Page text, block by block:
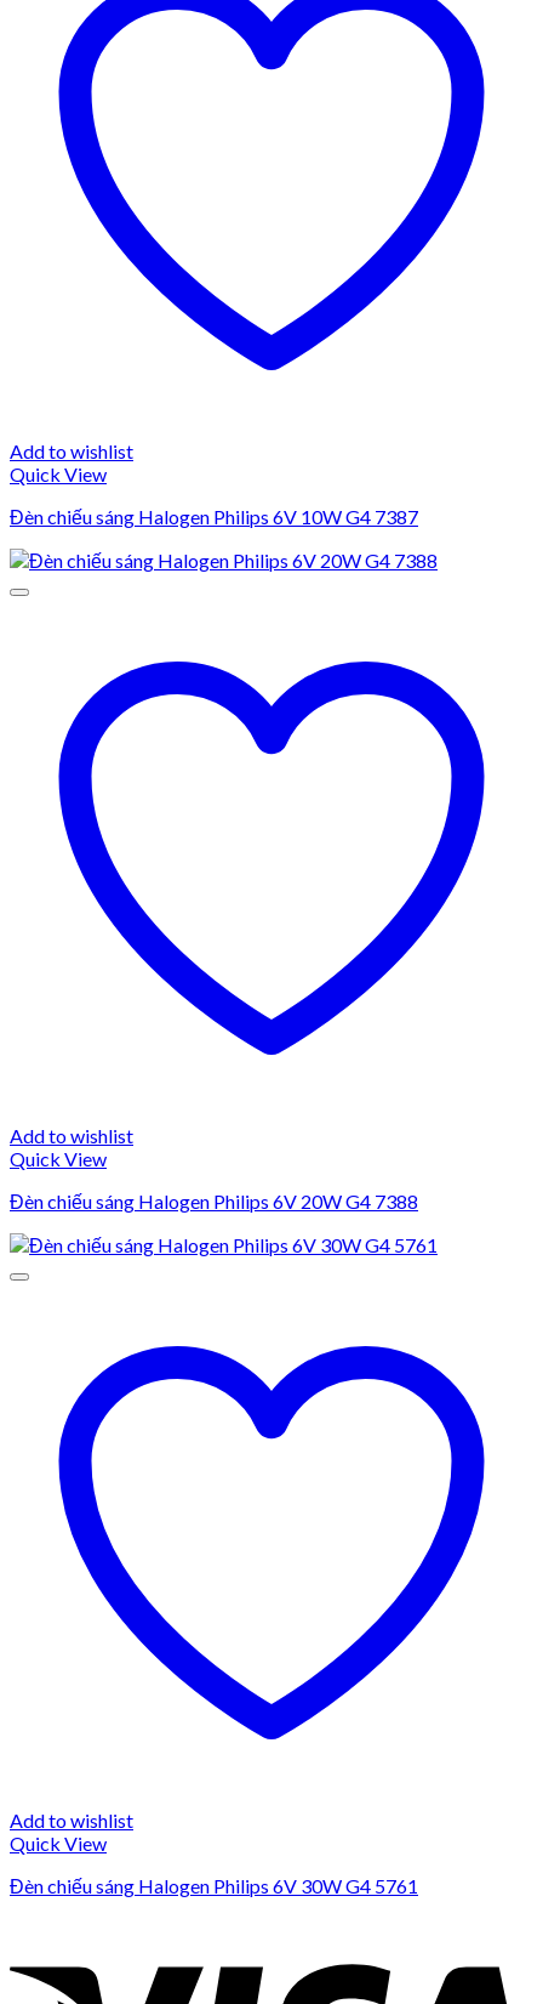
Add to wishlist
Quick View
Đèn chiếu sáng Halogen Philips 6V 10W G4 7387
Add to wishlist
Quick View
Đèn chiếu sáng Halogen Philips 6V 20W G4 7388
Add to wishlist
Quick View
Đèn chiếu sáng Halogen Philips 6V 30W G4 5761